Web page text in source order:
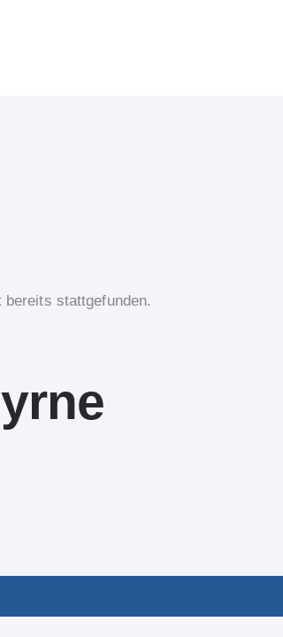
bereits stattgefunden.